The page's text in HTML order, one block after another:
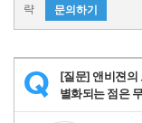
략
문의하기
Q
[질문] 앤비젼의
별화되는 점은